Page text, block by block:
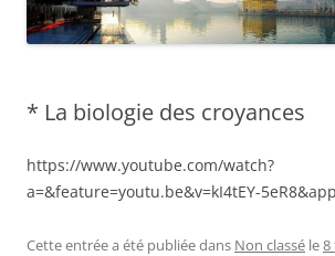
* La biologie des croyances
https://www.youtube.com/watch?
a=&feature=youtu.be&v=kI4tEY-
Cette entrée a été publiée dans Non classé le8